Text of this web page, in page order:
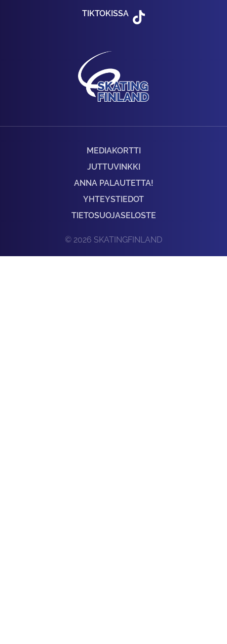
TIKTOKISSA
MEDIAKORTTI
JUTTUVINKKI
ANNA PALAUTETTA!
YHTEYSTIEDOT
TIETOSUOJASELOSTE
© 2026 SKATINGFINLAND